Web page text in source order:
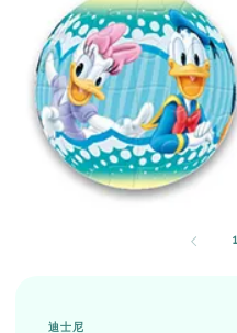
1
迪士尼